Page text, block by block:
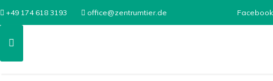
+49 174 618 3193 office@zentrumtier.de Facebook